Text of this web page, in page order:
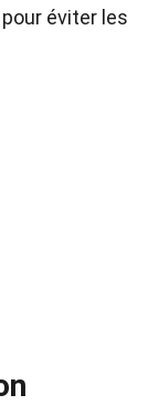
éviter les